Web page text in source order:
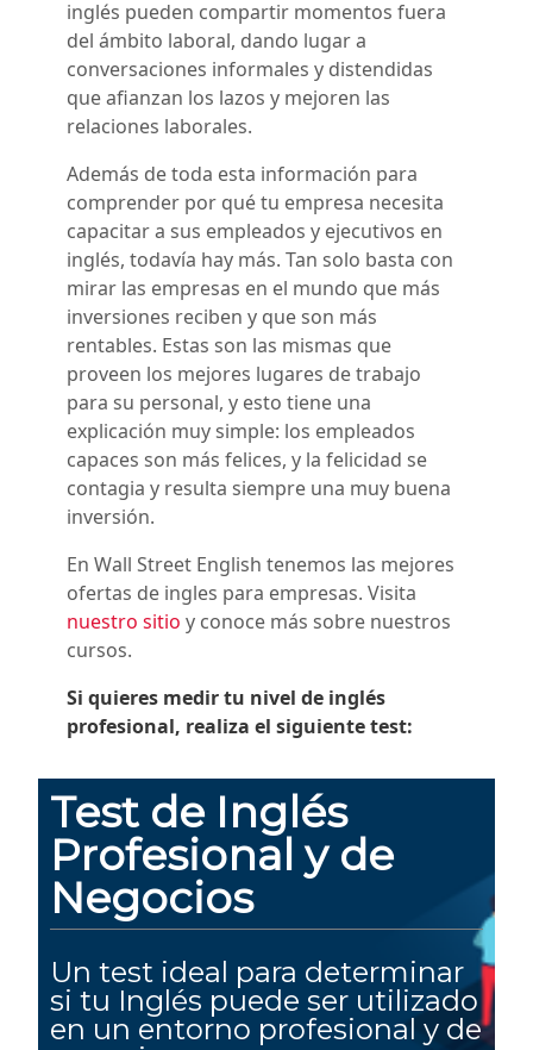
inglés pueden compartir momentos fuera
del ámbito laboral, dando lugar a
conversaciones informales y distendidas
que afianzan los lazos y mejoren las
relaciones laborales.
Además de toda esta información para
comprender por qué tu empresa necesita
capacitar a sus empleados y ejecutivos en
inglés, todavía hay más. Tan solo basta con
mirar las empresas en el mundo que más
inversiones reciben y que son más
rentables. Estas son las mismas que
proveen los mejores lugares de trabajo
para su personal, y esto tiene una
explicación muy simple: los empleados
capaces son más felices, y la felicidad se
contagia y resulta siempre una muy buena
inversión.
En Wall Street English tenemos las mejores
ofertas de ingles para empresas. Visita
nuestro sitio y conoce más sobre nuestros
cursos.
Si quieres medir tu nivel de inglés
profesional, realiza el siguiente test: